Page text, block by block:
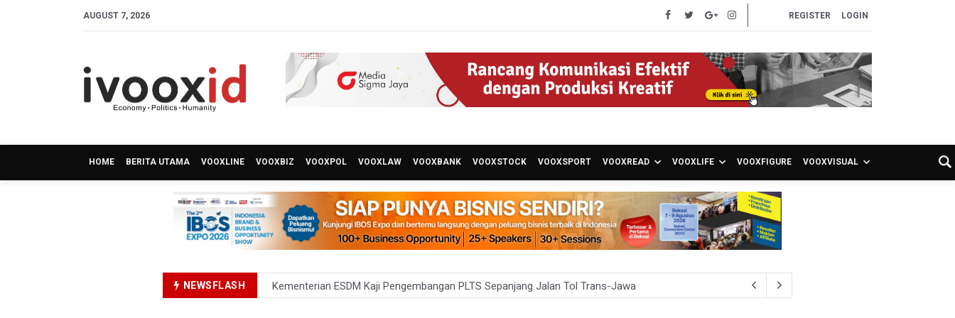
AUGUST 7, 2026 REGISTER LOGIN
HOME BERITA UTAMA VOOXLINE VOOXBIZ VOOXPOL VOOXLAW VOOXBANK VOOXSTOCK VOOXSPORT VOOXREAD VOOXLIFE VOOXFIGURE VOOXVISUAL
NEWSFLASH
Kementerian ESDM Kaji Pengembangan PLTS Sepanjang Jalan Tol Trans-Jawa